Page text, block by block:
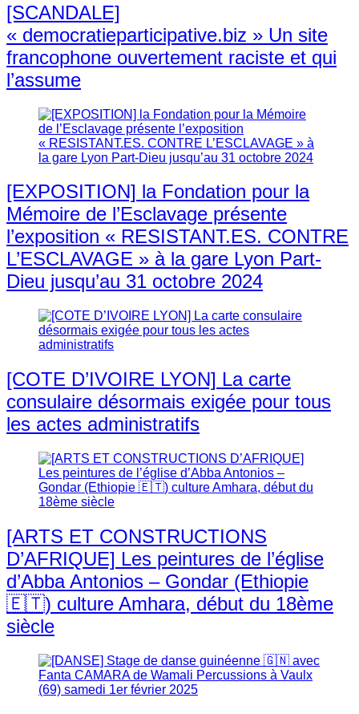
[SCANDALE]
« democratieparticipative.biz » Un site
francophone ouvertement raciste et qui
l’assume
[EXPOSITION] la Fondation pour la
Mémoire de l’Esclavage présente
l’exposition « RESISTANT.ES. CONTRE
L’ESCLAVAGE » à la gare Lyon Part-
Dieu jusqu’au 31 octobre 2024
[COTE D’IVOIRE LYON] La carte
consulaire désormais exigée pour tous
les actes administratifs
[ARTS ET CONSTRUCTIONS
D’AFRIQUE] Les peintures de l’église
d’Abba Antonios – Gondar (Ethiopie
🇪🇹) culture Amhara, début du 18ème
siècle